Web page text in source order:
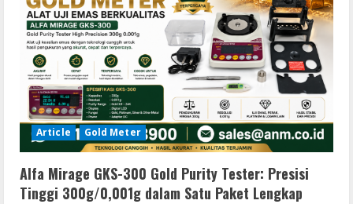
Article Gold Meter
Alfa Mirage GKS-300 Gold Purity Tester: Presisi
Tinggi 300g/0,001g dalam Satu Paket Lengkap